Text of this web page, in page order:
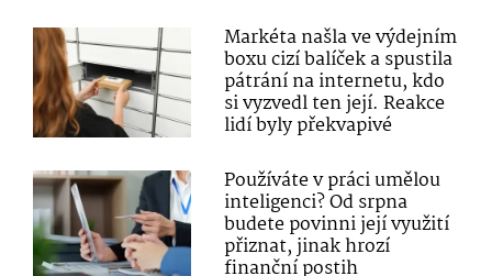
Markéta našla ve výdejním
boxu cizí balíček a spustila
pátrání na internetu, kdo
si vyzvedl ten její. Reakce
lidí byly překvapivé
Používáte v práci umělou
inteligenci? Od srpna
budete povinni její využití
přiznat, jinak hrozí
finanční postih